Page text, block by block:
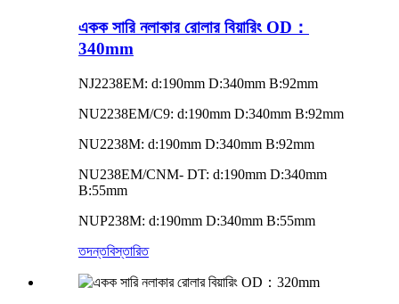
একক সারি নলাকার রোলার বিয়ারিং OD：
340mm
NJ2238EM: d:190mm D:340mm B:92mm
NU2238EM/C9: d:190mm D:340mm B:92mm
NU2238M: d:190mm D:340mm B:92mm
NU238EM/CNM- DT: d:190mm D:340mm
B:55mm
NUP238M: d:190mm D:340mm B:55mm
তদন্তবিস্তারিত